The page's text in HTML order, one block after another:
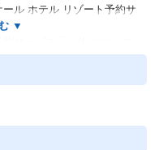
ル ホテル リゾート予約サ
一休.comスパ」
返礼品で選べる「一休.co